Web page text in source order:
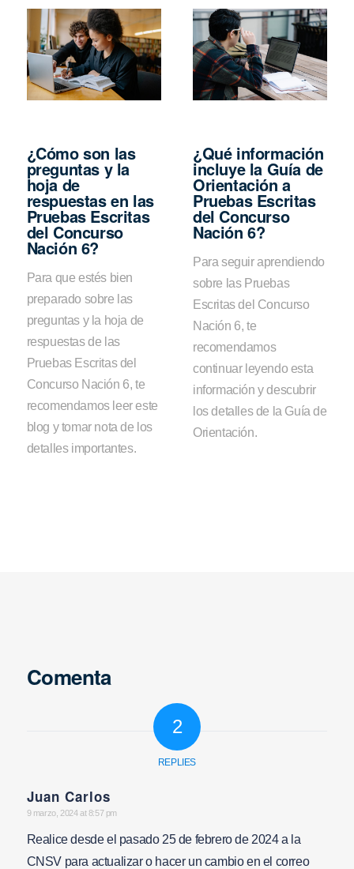
¿Cómo son las
preguntas y la
hoja de
respuestas en las
Pruebas Escritas
del Concurso
Nación 6?
Para que estés bien
preparado sobre las
preguntas y la hoja de
respuestas de las
Pruebas Escritas del
Concurso Nación 6, te
recomendamos leer este
blog y tomar nota de los
detalles importantes.
¿Qué información
incluye la Guía de
Orientación a
Pruebas Escritas
del Concurso
Nación 6?
Para seguir aprendiendo
sobre las Pruebas
Escritas del Concurso
Nación 6, te
recomendamos
continuar leyendo esta
información y descubrir
los detalles de la Guía de
Orientación.
Comenta
2
REPLIES
Juan Carlos
says:
9 marzo, 2024 at 8:57 pm
Realice desde el pasado 25 de febrero de 2024 a la
CNSV para actualizar o hacer un cambio en el correo